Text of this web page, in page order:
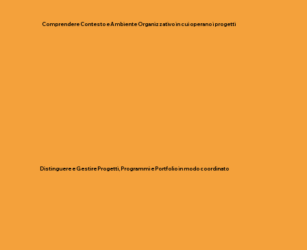
Comprendere Contesto e Ambiente Organizzativo in cui operano i progetti
Distinguere e Gestire Progetti, Programmi e Portfolio in modo coordinato